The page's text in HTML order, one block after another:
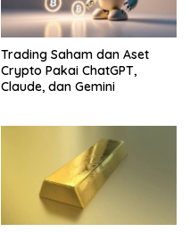
Trading Saham dan Aset
Crypto Pakai ChatGPT,
Claude, dan Gemini